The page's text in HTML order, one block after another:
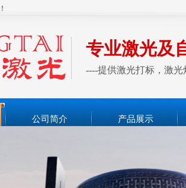
专业激光及
----提供激光打标，激
公司简介 产品展示